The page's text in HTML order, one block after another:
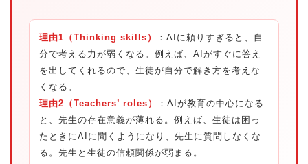
理由1（Thinking skills）
：AIに頼りすぎると、自
分で考える力が弱くなる。例えば、AIがすぐに答え
を出してくれるので、生徒が自分で解き方を考えな
くなる。
理由2（Teachers’ roles）
：AIが教育の中心になる
と、先生の存在意義が薄れる。例えば、生徒は困っ
たときにAIに聞くようになり、先生に質問しなくな
る。先生と生徒の信頼関係が弱まる。